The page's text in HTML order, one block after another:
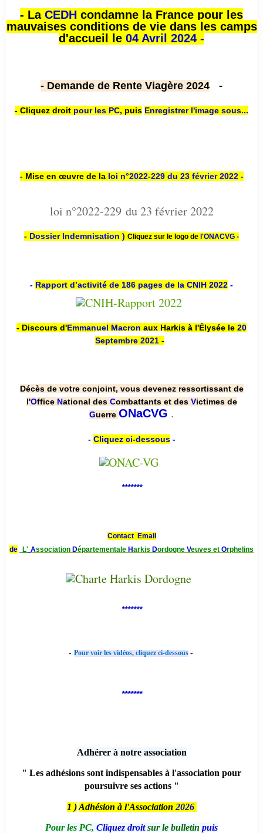
- La CEDH condamne la France pour les
mauvaises conditions de vie dans les camps
d'accueil le 04 Avril 2024 -
- Demande de Rente Viagère 2024 -
- Cliquez droit pour les PC, puis Enregistrer l'image sous...
- Mise en œuvre de la loi n°2022-229 du 23 février 2022 -
loi n°2022-229 du 23 février 2022
- Dossier Indemnisation ) Cliquez sur le logo de l'ONACVG -
- Rapport d’activité de 186 pages de la CNIH 2022 -
- Discours d'Emmanuel Macron aux Harkis à l'Élysée le 20
Septembre 2021 -
Décès de votre conjoint, vous devenez ressortissant de
l'Office National des Combattants et des Victimes de
Guerre ONaCVG .
- Cliquez ci-dessous-
*******
Contact Email
de
L' Association Départementale Harkis Dordogne Veuves et Orphelins
*******
- Pour voir les vidéos, cliquez ci-dessous -
*******
Adhérer à notre association
" Les adhésions sont indispensables à l'association pour
poursuivre ses actions "
1 ) Adhésion à l'Association 2026
Pour les PC, Cliquez droitsur le bulletin puis